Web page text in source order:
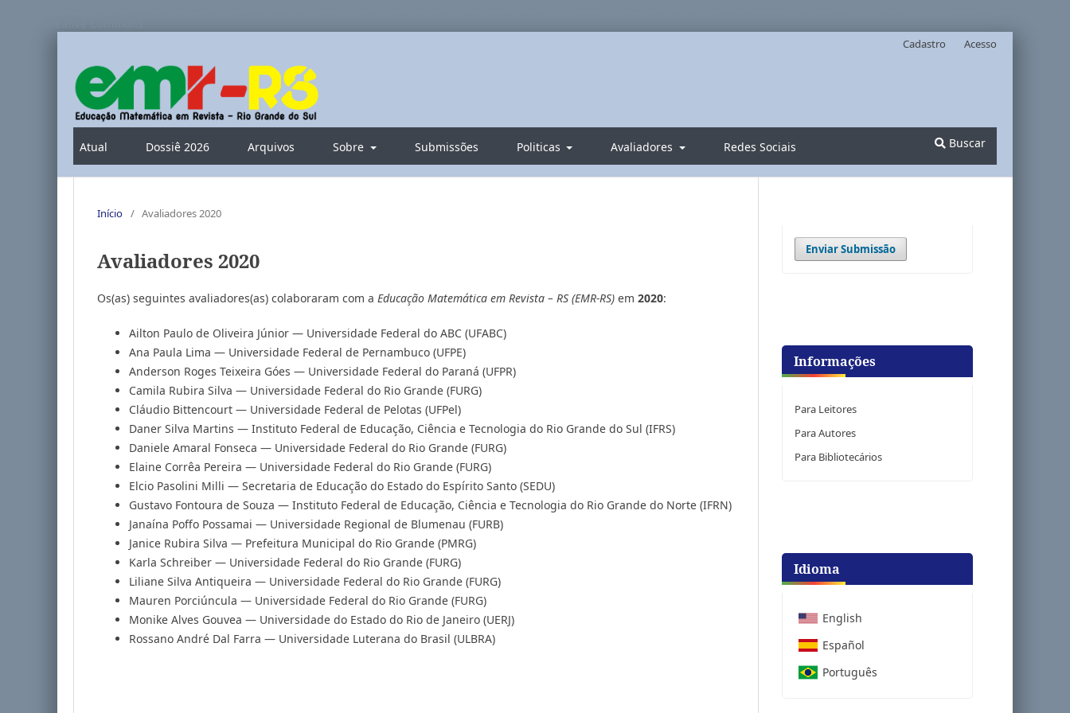
Atual Dossiê 2026 Arquivos Sobre Submissões Politicas Avaliadores Redes Sociais Buscar
Cadastro Acesso
Início / Avaliadores 2020
Avaliadores 2020
Os(as) seguintes avaliadores(as) colaboraram com a Educação Matemática em Revista – RS (EMR-RS) em 2020:
Ailton Paulo de Oliveira Júnior — Universidade Federal do ABC (UFABC)
Ana Paula Lima — Universidade Federal de Pernambuco (UFPE)
Anderson Roges Teixeira Góes — Universidade Federal do Paraná (UFPR)
Camila Rubira Silva — Universidade Federal do Rio Grande (FURG)
Cláudio Bittencourt — Universidade Federal de Pelotas (UFPel)
Daner Silva Martins — Instituto Federal de Educação, Ciência e Tecnologia do Rio Grande do Sul (IFRS)
Daniele Amaral Fonseca — Universidade Federal do Rio Grande (FURG)
Elaine Corrêa Pereira — Universidade Federal do Rio Grande (FURG)
Elcio Pasolini Milli — Secretaria de Educação do Estado do Espírito Santo (SEDU)
Gustavo Fontoura de Souza — Instituto Federal de Educação, Ciência e Tecnologia do Rio Grande do Norte (IFRN)
Janaína Poffo Possamai — Universidade Regional de Blumenau (FURB)
Janice Rubira Silva — Prefeitura Municipal do Rio Grande (PMRG)
Karla Schreiber — Universidade Federal do Rio Grande (FURG)
Liliane Silva Antiqueira — Universidade Federal do Rio Grande (FURG)
Mauren Porciúncula — Universidade Federal do Rio Grande (FURG)
Monike Alves Gouvea — Universidade do Estado do Rio de Janeiro (UERJ)
Rossano André Dal Farra — Universidade Luterana do Brasil (ULBRA)
Enviar Submissão
Informações
Para Leitores
Para Autores
Para Bibliotecários
Idioma
English
Español
Português